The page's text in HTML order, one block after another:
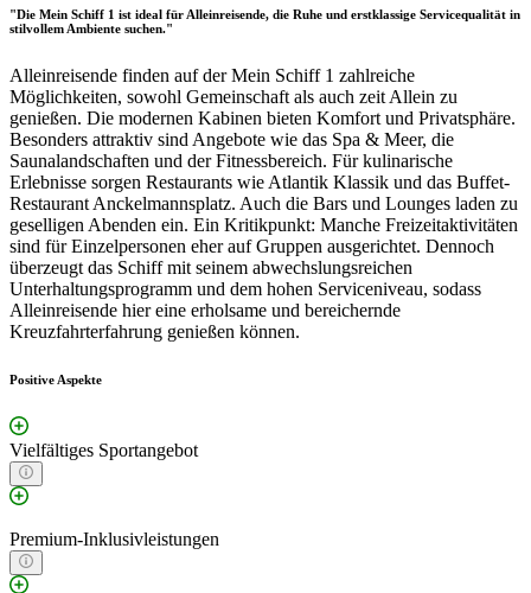
"Die Mein Schiff 1 ist ideal für Alleinreisende, die Ruhe und erstklassige Servicequalität in
stilvollem Ambiente suchen."
Alleinreisende finden auf der Mein Schiff 1 zahlreiche
Möglichkeiten, sowohl Gemeinschaft als auch zeit Allein zu
genießen. Die modernen Kabinen bieten Komfort und Privatsphäre.
Besonders attraktiv sind Angebote wie das Spa & Meer, die
Saunalandschaften und der Fitnessbereich. Für kulinarische
Erlebnisse sorgen Restaurants wie Atlantik Klassik und das Buffet-
Restaurant Anckelmannsplatz. Auch die Bars und Lounges laden zu
geselligen Abenden ein. Ein Kritikpunkt: Manche Freizeitaktivitäten
sind für Einzelpersonen eher auf Gruppen ausgerichtet. Dennoch
überzeugt das Schiff mit seinem abwechslungsreichen
Unterhaltungsprogramm und dem hohen Serviceniveau, sodass
Alleinreisende hier eine erholsame und bereichernde
Kreuzfahrterfahrung genießen können.
Positive Aspekte
Vielfältiges Sportangebot
Premium-Inklusivleistungen